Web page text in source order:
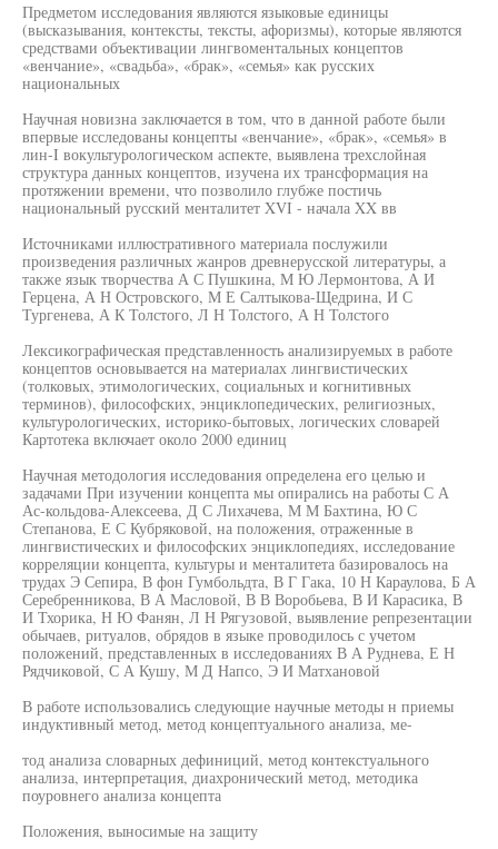
Предметом исследования являются языковые единицы
(высказывания, контексты, тексты, афоризмы), которые являются
средствами объективации лингвоментальных концептов
«венчание», «свадьба», «брак», «семья» как русских
национальных
Научная новизна заключается в том, что в данной работе были
впервые исследованы концепты «венчание», «брак», «семья» в
лин-I вокультурологическом аспекте, выявлена трехслойная
структура данных концептов, изучена их трансформация на
протяжении времени, что позволило глубже постичь
национальный русский менталитет XVI - начала XX вв
Источниками иллюстративного материала послужили
произведения различных жанров древнерусской литературы, а
также язык творчества А С Пушкина, М Ю Лермонтова, А И
Герцена, А Н Островского, М Е Салтыкова-Щедрина, И С
Тургенева, А К Толстого, Л Н Толстого, А Н Толстого
Лексикографическая представленность анализируемых в работе
концептов основывается на материалах лингвистических
(толковых, этимологических, социальных и когнитивных
терминов), философских, энциклопедических, религиозных,
культурологических, историко-бытовых, логических словарей
Картотека включает около 2000 единиц
Научная методология исследования определена его целью и
задачами При изучении концепта мы опирались на работы С А
Ас-кольдова-Алексеева, Д С Лихачева, М М Бахтина, Ю С
Степанова, Е С Кубряковой, на положения, отраженные в
лингвистических и философских энциклопедиях, исследование
корреляции концепта, культуры и менталитета базировалось на
трудах Э Сепира, В фон Гумбольдта, В Г Гака, 10 Н Караулова, Б А
Серебренникова, В А Масловой, В В Воробьева, В И Карасика, В
И Тхорика, Н Ю Фанян, Л Н Рягузовой, выявление репрезентации
обычаев, ритуалов, обрядов в языке проводилось с учетом
положений, представленных в исследованиях В А Руднева, Е Н
Рядчиковой, С А Кушу, М Д Напсо, Э И Матхановой
В работе использовались следующие научные методы н приемы
индуктивный метод, метод концептуального анализа, ме-
тод анализа словарных дефиниций, метод контекстуального
анализа, интерпретация, диахронический метод, методика
поуровнего анализа концепта
Положения, выносимые на защиту